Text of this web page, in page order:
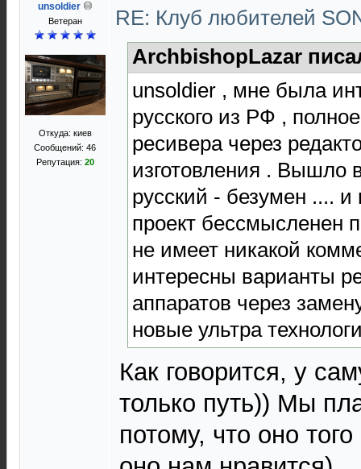
unsoldier
Ветеран
Откуда: киев
Сообщений: 46
Репутация: 20
RE: Клуб любителей
ArchbishopLazar
unsoldier , мне была
русского из РФ ,
ресивера через
изготовления . Вышло
русский - безумен ....
проект бессмысленен
не имеет никакой
интересны варианты
аппаратов через
новые ультра
Как говорится, у
только путь)) Мы
потому, что оно